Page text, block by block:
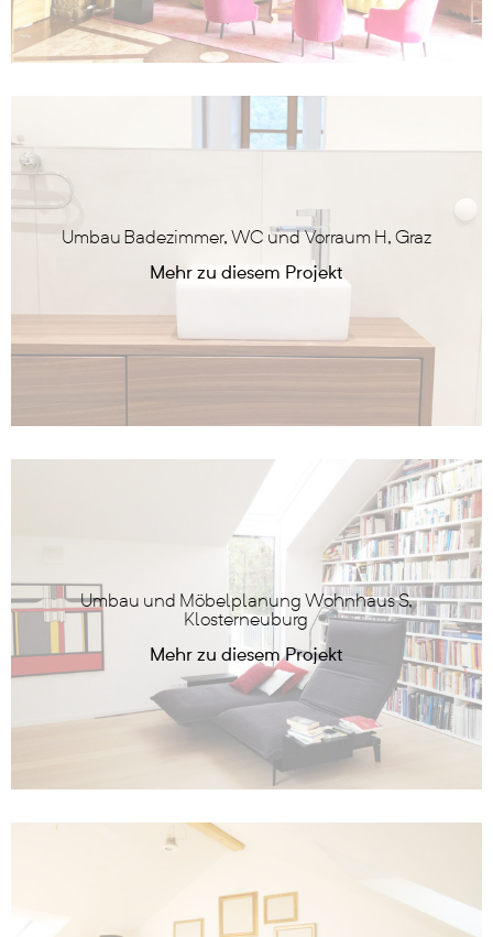
Umbau Badezimmer, WC und Vorraum H, Graz
Umbau und Möbelplanung Wohnhaus S,
Klosterneuburg